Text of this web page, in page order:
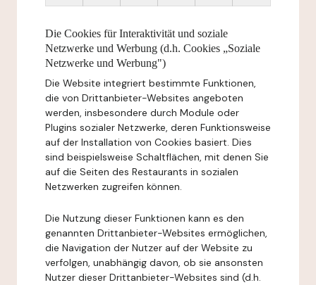
Die Cookies für Interaktivität und soziale
Netzwerke und Werbung (d.h. Cookies „Soziale
Netzwerke und Werbung")
Die Website integriert bestimmte Funktionen,
die von Drittanbieter-Websites angeboten
werden, insbesondere durch Module oder
Plugins sozialer Netzwerke, deren Funktionsweise
auf der Installation von Cookies basiert. Dies
sind beispielsweise Schaltflächen, mit denen Sie
auf die Seiten des Restaurants in sozialen
Netzwerken zugreifen können.
Die Nutzung dieser Funktionen kann es den
genannten Drittanbieter-Websites ermöglichen,
die Navigation der Nutzer auf der Website zu
verfolgen, unabhängig davon, ob sie ansonsten
Nutzer dieser Drittanbieter-Websites sind (d.h.